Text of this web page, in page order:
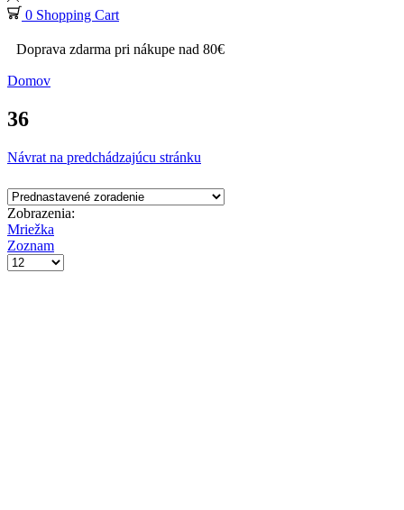
0 Shopping Cart
Doprava zdarma pri nákupe nad 80€
Domov
36
Návrat na predchádzajúcu stránku
Zobrazenia:
Mriežka
Zoznam